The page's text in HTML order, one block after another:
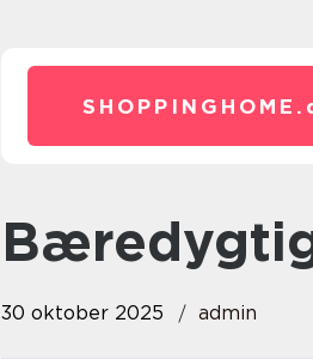
SHOPPINGHOME.
30 oktober 2025 admin